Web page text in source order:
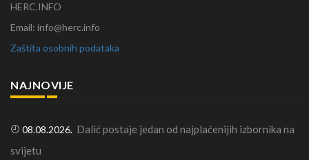
HERC.INFO
Email: info@herc.info
Zaštita osobnih podataka
NAJNOVIJE
08.08.2026. Dalić postaje jedan od najplaćenijih izbornika na
svijetu